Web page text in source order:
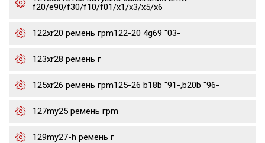
f20/e90/f30/f10/f01/x1/x3/x5/x6
122xr20 ремень грm122-20 4g69 "03-
123xr28 ремень г
125xr26 ремень грm125-26 b18b "91-,b20b "96-
127my25 ремень грm
129my27-h ремень г